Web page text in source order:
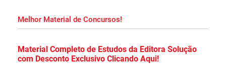
Grátis Curso Online!
Melhor Material de Concursos!
Material Completo de Estudos da Editora Solução
com Desconto Exclusivo Clicando Aqui!